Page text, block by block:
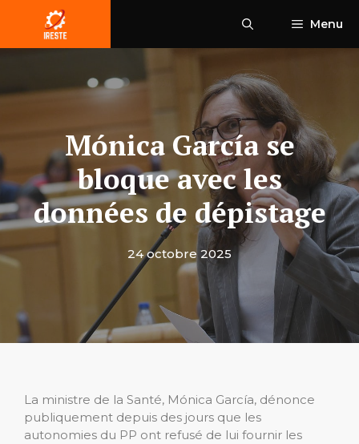
contenu
Menu
Mónica García se
bloque avec les
données de dépistage
24 octobre 2025
La ministre de la Santé, Mónica García, dénonce
publiquement depuis des jours que les
autonomies du PP ont refusé de lui fournir les